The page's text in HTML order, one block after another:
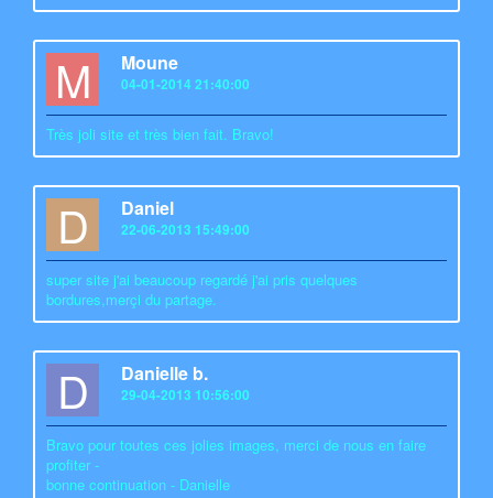
M Moune
04-01-2014 21:40:00
Très joli site et très bien fait. Bravo!
D Daniel
22-06-2013 15:49:00
super site j'ai beaucoup regardé j'ai pris quelques
bordures,merçi du partage.
D Danielle b.
29-04-2013 10:56:00
Bravo pour toutes ces jolies images, merci de nous en faire
profiter -
bonne continuation - Danielle